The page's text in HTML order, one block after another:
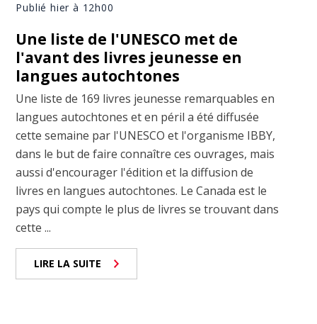
Publié hier à 12h00
Une liste de l'UNESCO met de
l'avant des livres jeunesse en
langues autochtones
Une liste de 169 livres jeunesse remarquables en
langues autochtones et en péril a été diffusée
cette semaine par l'UNESCO et l'organisme IBBY,
dans le but de faire connaître ces ouvrages, mais
aussi d'encourager l'édition et la diffusion de
livres en langues autochtones. Le Canada est le
pays qui compte le plus de livres se trouvant dans
cette ...
LIRE LA SUITE